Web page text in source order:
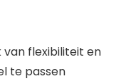
flexibiliteit en
te passen